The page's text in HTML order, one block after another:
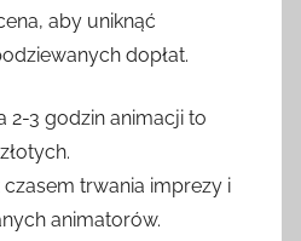
aby uniknąć
dopłat.
2-3 godzin animacji to
trwania imprezy i
animatorów.